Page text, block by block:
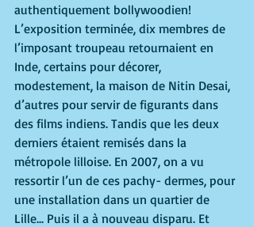
authentiquement bollywoodien!
L’exposition terminée, dix membres de
l’imposant troupeau retournaient en
Inde, certains pour décorer,
modestement, la maison de Nitin Desai,
d’autres pour servir de figurants dans
des films indiens. Tandis que les deux
derniers étaient remisés dans la
métropole lilloise. En 2007, on a vu
ressortir l’un de ces pachy- dermes, pour
une installation dans un quartier de
Lille... Puis il a à nouveau disparu. Et